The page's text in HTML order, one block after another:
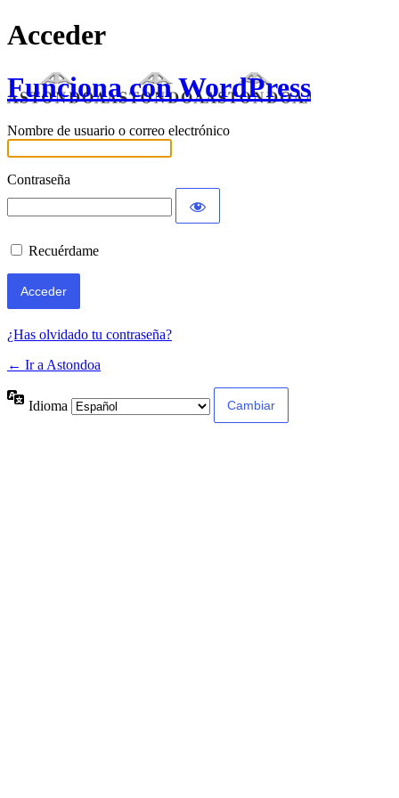
Acceder
Funciona con WordPress
Nombre de usuario o correo electrónico
Contraseña
Recuérdame
¿Has olvidado tu contraseña?
← Ir a Astondoa
Idioma